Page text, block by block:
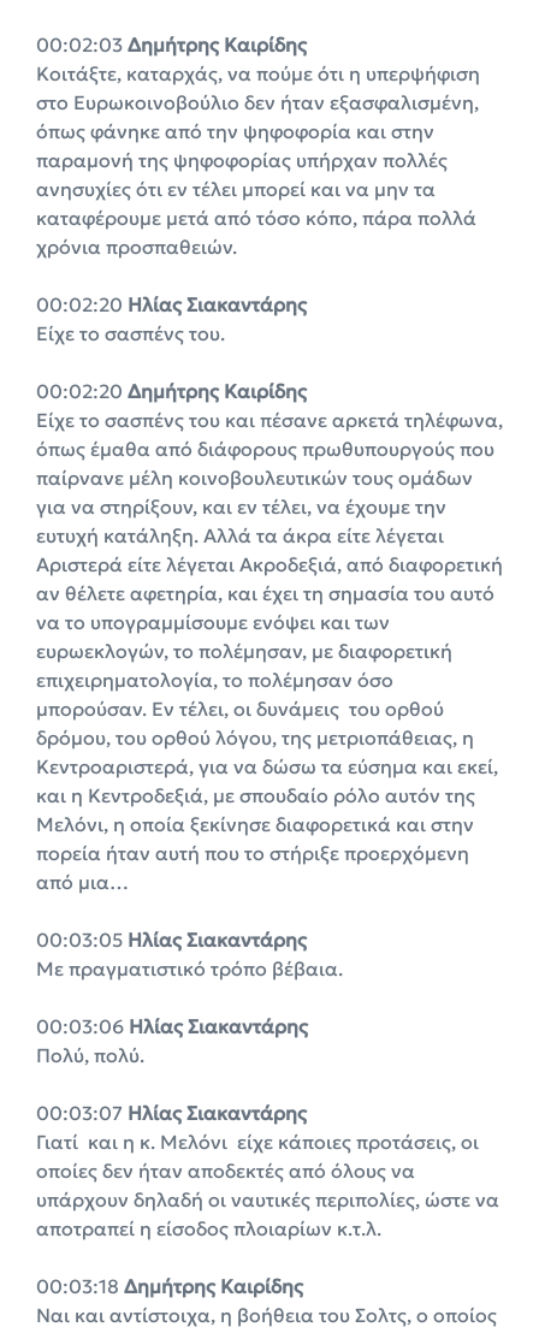
00:02:03 Δημήτρης Καιρίδης
Κοιτάξτε, καταρχάς, να πούμε ότι η υπερψήφιση
στο Ευρωκοινοβούλιο δεν ήταν εξασφαλισμένη,
όπως φάνηκε από την ψηφοφορία και στην
παραμονή της ψηφοφορίας υπήρχαν πολλές
ανησυχίες ότι εν τέλει μπορεί και να μην τα
καταφέρουμε μετά από τόσο κόπο, πάρα πολλά
χρόνια προσπαθειών.
00:02:20 Ηλίας Σιακαντάρης
Είχε το σασπένς του.
00:02:20 Δημήτρης Καιρίδης
Είχε το σασπένς του και πέσανε αρκετά τηλέφωνα,
όπως έμαθα από διάφορους πρωθυπουργούς που
παίρνανε μέλη κοινοβουλευτικών τους ομάδων
για να στηρίξουν, και εν τέλει, να έχουμε την
ευτυχή κατάληξη. Αλλά τα άκρα είτε λέγεται
Αριστερά είτε λέγεται Ακροδεξιά, από διαφορετική
αν θέλετε αφετηρία, και έχει τη σημασία του αυτό
να το υπογραμμίσουμε ενόψει και των
ευρωεκλογών, το πολέμησαν, με διαφορετική
επιχειρηματολογία, το πολέμησαν όσο
μπορούσαν. Εν τέλει, οι δυνάμεις του ορθού
δρόμου, του ορθού λόγου, της μετριοπάθειας, η
Κεντροαριστερά, για να δώσω τα εύσημα και εκεί,
και η Κεντροδεξιά, με σπουδαίο ρόλο αυτόν της
Μελόνι, η οποία ξεκίνησε διαφορετικά και στην
πορεία ήταν αυτή που το στήριξε προερχόμενη
από μια…
00:03:05 Ηλίας Σιακαντάρης
Με πραγματιστικό τρόπο βέβαια.
00:03:06 Ηλίας Σιακαντάρης
Πολύ, πολύ.
00:03:07 Ηλίας Σιακαντάρης
Γιατί και η κ. Μελόνι είχε κάποιες προτάσεις, οι
οποίες δεν ήταν αποδεκτές από όλους να
υπάρχουν δηλαδή οι ναυτικές περιπολίες, ώστε να
αποτραπεί η είσοδος πλοιαρίων κ.τ.λ.
00:03:18 Δημήτρης Καιρίδης
Ναι και αντίστοιχα, η βοήθεια του Σολτς, ο οποίος